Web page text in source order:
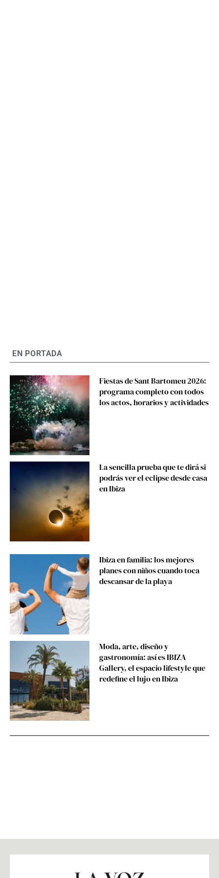
EN PORTADA
Fiestas de Sant Bartomeu 2026:
programa completo con todos
los actos, horarios y actividades
La sencilla prueba que te dirá si
podrás ver el eclipse desde casa
en Ibiza
Ibiza en familia: los mejores
planes con niños cuando toca
descansar de la playa
Moda, arte, diseño y
gastronomía: así es IBIZA
Gallery, el espacio lifestyle que
redefine el lujo en Ibiza